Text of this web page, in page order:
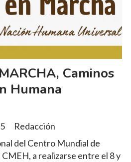
Caminos
Humana
Redacción
del Centro Mundial de
a realizarse entre el 8 y